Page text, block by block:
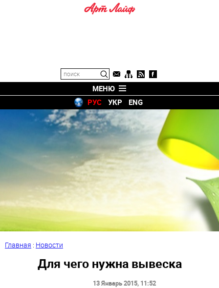
МЕНЮ
РУС
УКР ENG
Главная : Новости
Для чего нужна вывеска
13 Январь 2015, 11:52